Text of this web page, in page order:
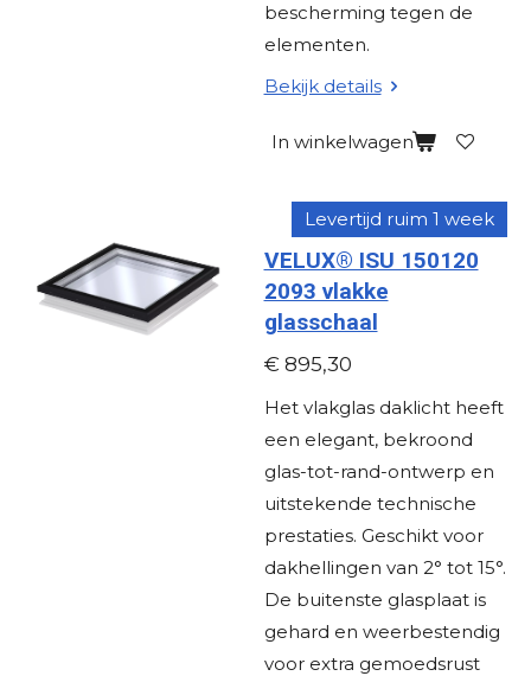
bescherming tegen de
elementen.
Bekijk details
In winkelwagen
Levertijd ruim 1 week
VELUX® ISU 150120
2093 vlakke
glasschaal
€ 895,30
Het vlakglas daklicht heeft
een elegant, bekroond
glas-tot-rand-ontwerp en
uitstekende technische
prestaties. Geschikt voor
dakhellingen van 2° tot 15°.
De buitenste glasplaat is
gehard en weerbestendig
voor extra gemoedsrust